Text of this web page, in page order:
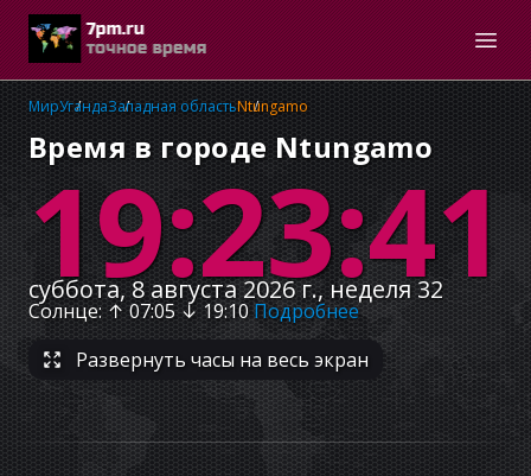
МирУгандаЗападная областьNtungamo
Время в городе Ntungamo
19:23:42
суббота, 8 августа 2026 г., неделя 32
Солнце: ↑07:05↓19:10Подробнее
Развернуть часы на весь экран